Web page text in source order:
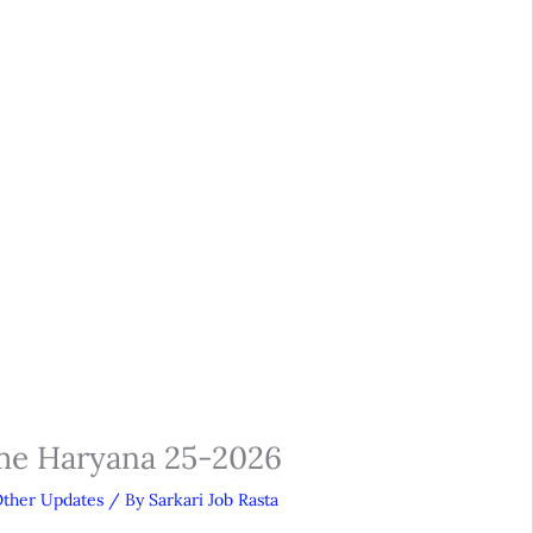
Haryana 25-2026
Updates / BySarkari Job Rasta